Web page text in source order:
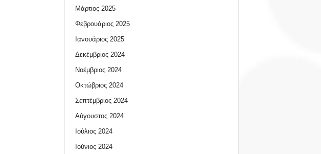
Μάρτιος 2025
Φεβρουάριος 2025
Ιανουάριος 2025
Δεκέμβριος 2024
Νοέμβριος 2024
Οκτώβριος 2024
Σεπτέμβριος 2024
Αύγουστος 2024
Ιούλιος 2024
Ιούνιος 2024